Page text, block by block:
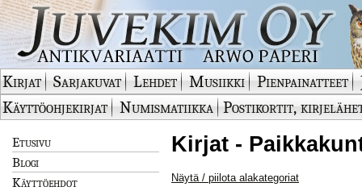
Kirjat Sarjakuvat Lehdet Musiikki Pienpainatteet
Käyttöohjekirjat
Numismatiikka Postikortit,
Etusivu
Blogi
Käyttöehdot
Kirjat -
Näytä / piilota alakategoriat